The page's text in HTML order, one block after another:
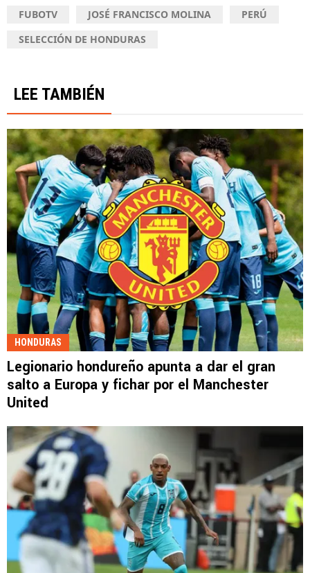
FUBOTV JOSÉ FRANCISCO MOLINA
PERÚ
SELECCIÓN DE HONDURAS
LEE TAMBIÉN
HONDURAS
Legionario hondureño apunta a dar el gran
salto a Europa y fichar por el Manchester
United